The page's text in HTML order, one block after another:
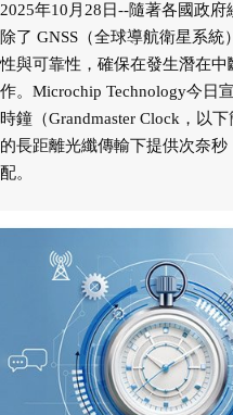
2025年10月28日--隨著各國政
除了 GNSS（全球導航衛星系
性與可靠性，確保在發生潛在
作。Microchip Technology今日
時鐘（Grandmaster Clock，以
的長距離光纖傳輸下提供次奈秒
配。